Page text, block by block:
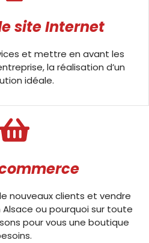
site Internet
et mettre en avant les
la réalisation d’un
idéale.
nouveaux clients et vendre
Alsace ou pourquoi sur toute
pour vous une boutique